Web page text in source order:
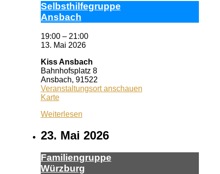
Selbst­hil­fe­grup­pe
Ans­bach
19:00 – 21:00
13. Mai 2026
Kiss Ansbach
Bahnhofsplatz 8
Ansbach, 91522
Veranstaltungsort anschauen
KarteKiss
Weiterlesen
23. Mai 2026
Fa­mi­li­en­grup­pe
Würz­burg